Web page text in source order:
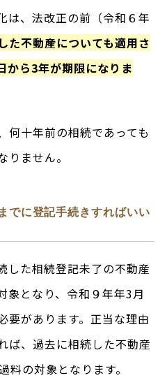
は、法改正の前（令和６年
た不動産についても適用さ
から3年が期限になりま
何十年前の相続であっても
ません。
でに登記手続きすればいい
した相続登記未了の不動産
象となり、令和９年年3月
要があります。正当な理由
ば、過去に相続した不動産
料の対象となります。